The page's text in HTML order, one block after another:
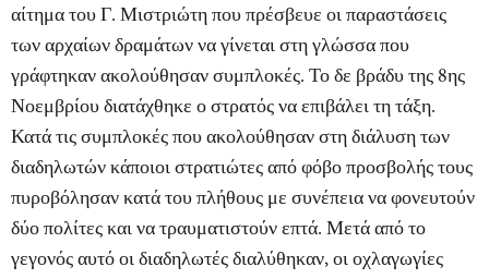
αίτημα του Γ. Μιστριώτη που πρέσβευε οι παραστάσεις
των αρχαίων δραμάτων να γίνεται στη γλώσσα που
γράφτηκαν ακολούθησαν συμπλοκές. Το δε βράδυ της 8ης
Νοεμβρίου διατάχθηκε ο στρατός να επιβάλει τη τάξη.
Κατά τις συμπλοκές που ακολούθησαν στη διάλυση των
διαδηλωτών κάποιοι στρατιώτες από φόβο προσβολής τους
πυροβόλησαν κατά του πλήθους με συνέπεια να φονευτούν
δύο πολίτες και να τραυματιστούν επτά. Μετά από το
γεγονός αυτό οι διαδηλωτές διαλύθηκαν, οι οχλαγωγίες